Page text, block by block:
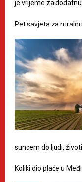
je vrijeme za
Pet savjeta za
suncem do ljudi,
Koliki dio plaće u